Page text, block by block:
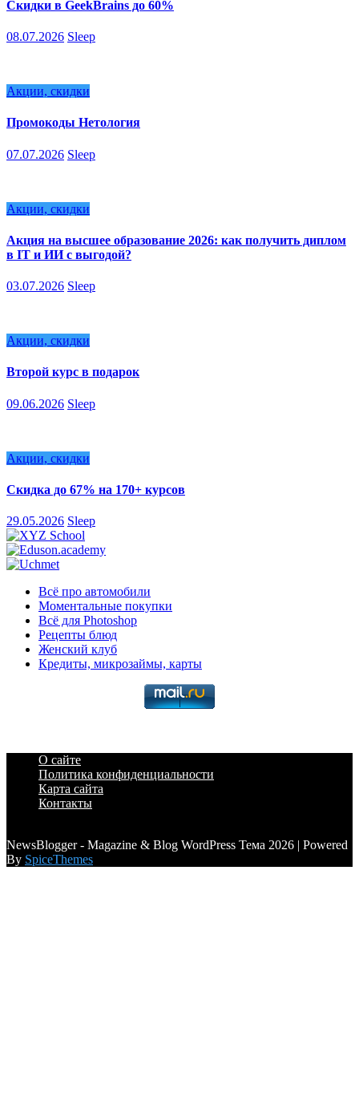
Скидки в GeekBrains до 60%
08.07.2026 Sleep
Акции, скидки
Промокоды Нетология
07.07.2026 Sleep
Акции, скидки
Акция на высшее образование 2026: как получить диплом
в IT и ИИ с выгодой?
03.07.2026 Sleep
Акции, скидки
Второй курс в подарок
09.06.2026 Sleep
Акции, скидки
Скидка до 67% на 170+ курсов
29.05.2026 Sleep
Всё про автомобили
Моментальные покупки
Всё для Photoshop
Рецепты блюд
Женский клуб
Кредиты, микрозаймы, карты
О сайте
Политика конфиденциальности
Карта сайта
Контакты
NewsBlogger - Magazine & Blog WordPress Тема 2026 | Powered
By SpiceThemes